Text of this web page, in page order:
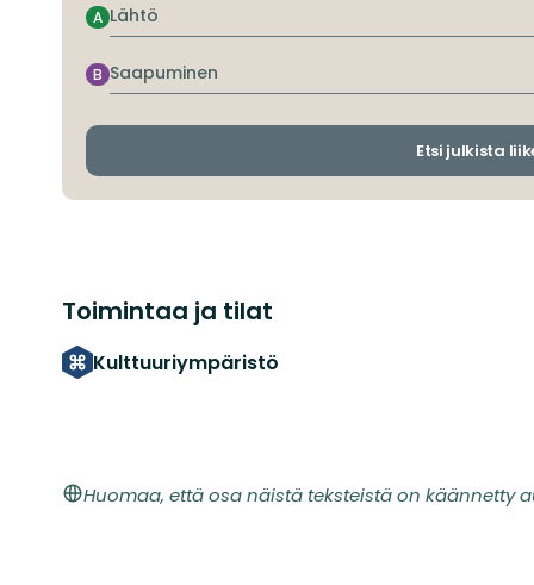
Lähtö
A
Saapuminen
B
Etsi julkista
Toimintaa ja tilat
Kulttuuriympäristö
Huomaa, että osa näistä teksteistä on käännetty